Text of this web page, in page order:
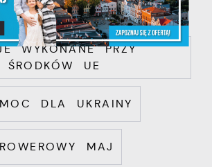
WYKONANE
WYKONANE PRZY
ŚRODKÓW UE
DLA UKRAINY
ROWEROWY MAJ